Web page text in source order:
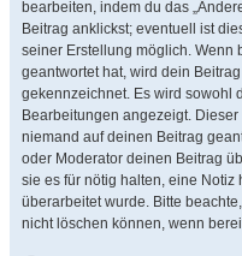
bearbeiten, indem du das
Beitrag anklickst; eventuell ist
seiner Erstellung möglich. Wenn
geantwortet hat, wird dein
gekennzeichnet. Es wird sowohl
Bearbeitungen angezeigt.
niemand auf deinen Beitrag
oder Moderator deinen Beitrag
sie es für nötig halten, eine
überarbeitet wurde. Bitte
nicht löschen können, wenn